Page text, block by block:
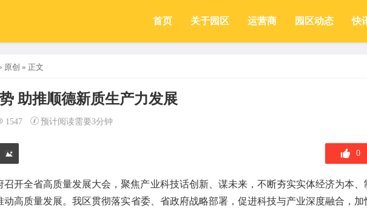
首页 关于园区 运营商 园区动态 快
原创 » 正文
助推顺德新质生产力发展
1547 预计阅读需要3分钟
0
召开全省高质量发展大会，聚焦产业科技话创新、谋未来，不断夯实实体经济为本、
动高质量发展。我区贯彻落实省委、省政府战略部署，促进科技与产业深度融合，加